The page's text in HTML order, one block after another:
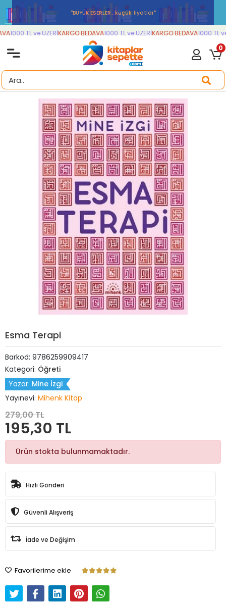
''BÜYÜK ESERLER , küçük fiyatlar''
1000 TL ve ÜZERİKARGO BEDAVA1000 TL ve ÜZERİKARGO BEDAVA1000 TL ve
0
Esma Terapi
Barkod: 9786259909417
Kategori: Öğreti
Yazar: Mine İzgi
Yayınevi: Mihenk Kitap
279,00 TL
195,30 TL
Ürün stokta bulunmamaktadır.
Hızlı Gönderi
Güvenli Alışveriş
İade ve Değişim
Favorilerime ekle